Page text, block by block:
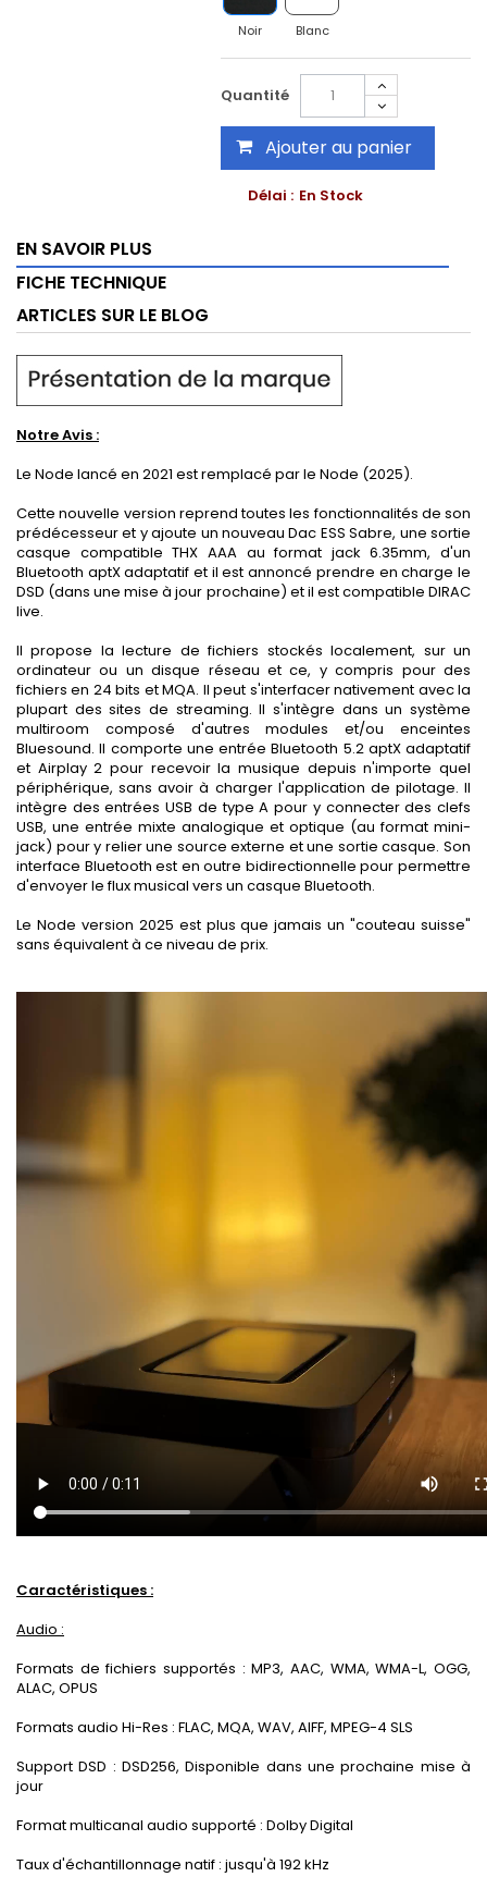
Noir Blanc
Quantité
Ajouter au panier
Délai : En Stock
EN SAVOIR PLUS
FICHE TECHNIQUE
ARTICLES SUR LE BLOG
Notre Avis :
Le Node lancé en 2021 est remplacé par le Node (2025).
Cette nouvelle version reprend toutes les fonctionnalités de son
prédécesseur et y ajoute un nouveau Dac ESS Sabre, une sortie
casque compatible THX AAA au format jack 6.35mm, d'un
Bluetooth aptX adaptatif et il est annoncé prendre en charge le
DSD (dans une mise à jour prochaine) et il est compatible DIRAC
live.
Il propose la lecture de fichiers stockés localement, sur un
ordinateur ou un disque réseau et ce, y compris pour des
fichiers en 24 bits et MQA. Il peut s'interfacer nativement avec la
plupart des sites de streaming. Il s'intègre dans un système
multiroom composé d'autres modules et/ou enceintes
Bluesound. Il comporte une entrée Bluetooth 5.2 aptX adaptatif
et Airplay 2 pour recevoir la musique depuis n'importe quel
périphérique, sans avoir à charger l'application de pilotage. Il
intègre des entrées USB de type A pour y connecter des clefs
USB, une entrée mixte analogique et optique (au format mini-
jack) pour y relier une source externe et une sortie casque. Son
interface Bluetooth est en outre bidirectionnelle pour permettre
d'envoyer le flux musical vers un casque Bluetooth.
Le Node version 2025 est plus que jamais un "couteau suisse"
sans équivalent à ce niveau de prix.
Caractéristiques :
Audio :
Formats de fichiers supportés : MP3, AAC, WMA, WMA-L, OGG,
ALAC, OPUS
Formats audio Hi-Res : FLAC, MQA, WAV, AIFF, MPEG-4 SLS
Support DSD : DSD256, Disponible dans une prochaine mise à
jour
Format multicanal audio supporté : Dolby Digital
Taux d'échantillonnage natif : jusqu'à 192 kHz